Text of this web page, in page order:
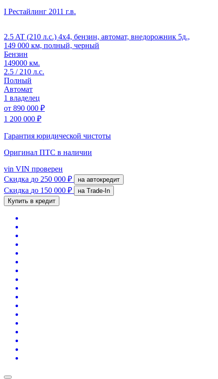
I Рестайлинг 2011 г.в.
2.5 AT (210 л.с.) 4x4, бензин, автомат, внедорожник 5д.,
149 000 км, полный, черный
Бензин
149000 км.
2.5 / 210 л.с.
Полный
Автомат
1 владелец
от 890 000 ₽
1 200 000 ₽
Гарантия юридической чистоты
Оригинал ПТС в наличии
vin VIN проверен
Скидка до 250 000 ₽ на автокредит
Скидка до 150 000 ₽
на Trade-In
Купить в кредит